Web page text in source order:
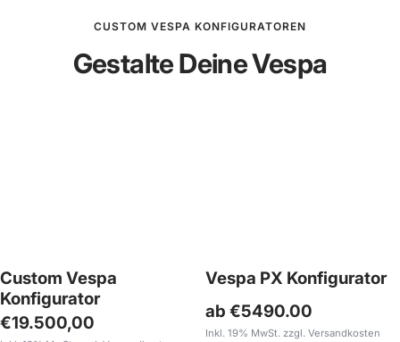
M244
anzeigen
Service
Service
3-
Zoll
CUSTOM VESPA KONFIGURATOREN
Gestalte Deine Vespa
Custom Vespa
Konfigurator
Angebotspreis
€19.500,00
Vespa PX Konfigurator
ab €5490.00
Inkl. 19% MwSt. zzgl. Versandkosten